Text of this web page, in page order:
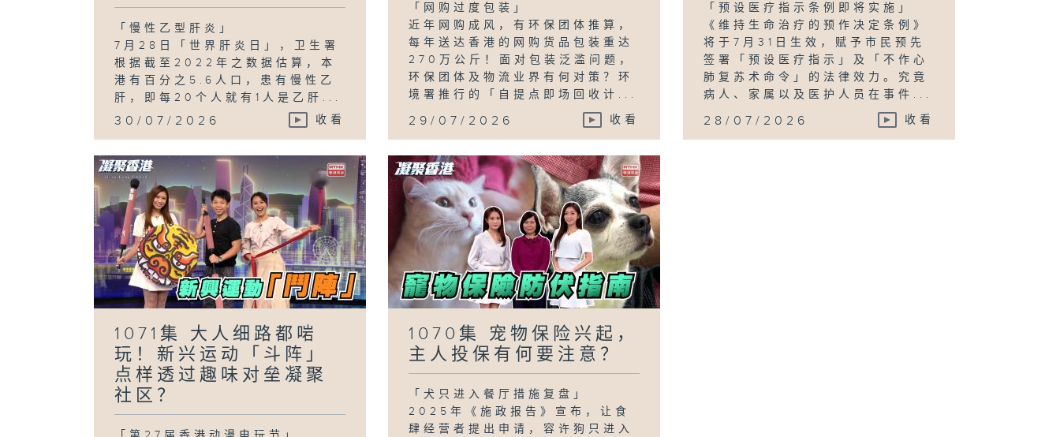
「慢性乙型肝炎」
7月28日「世界肝炎日」，卫生署
根据截至2022年之数据估算，本
港有百分之5.6人口，患有慢性乙
肝，即每20个人就有1人是乙肝...
30/07/2026 收看
「网购过度包装」
近年网购成风，有环保团体推算，
每年送达香港的网购货品包装重达
270万公斤！面对包装泛滥问题，
环保团体及物流业界有何对策？环
境署推行的「自提点即场回收计...
29/07/2026 收看
「预设医疗指示条例即将实施」
《维持生命治疗的预作决定条例》
将于7月31日生效，赋予市民预先
签署「预设医疗指示」及「不作心
肺复苏术命令」的法律效力。究竟
病人、家属以及医护人员在事件...
28/07/2026 收看
1071集 大人细路都啱
玩！新兴运动「斗阵」
点样透过趣味对垒凝聚
社区？
1070集 宠物保险兴起，
主人投保有何要注意？
「犬只进入餐厅措施复盘」
2025年《施政报告》宣布，让食
肆经营者提出申请，容许狗只进入